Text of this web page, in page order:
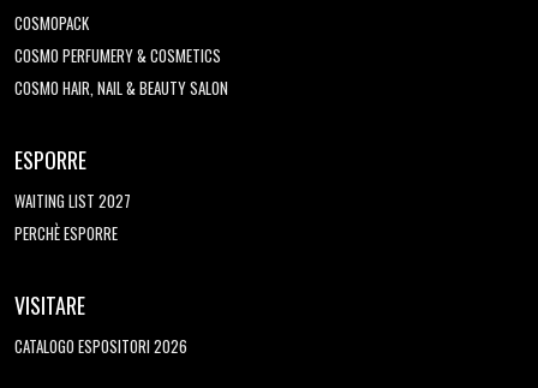
COSMOPACK
COSMO PERFUMERY & COSMETICS
COSMO HAIR, NAIL & BEAUTY SALON
ESPORRE
WAITING LIST 2027
PERCHÈ ESPORRE
VISITARE
CATALOGO ESPOSITORI 2026